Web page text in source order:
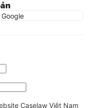
Caselaw Việt Nam